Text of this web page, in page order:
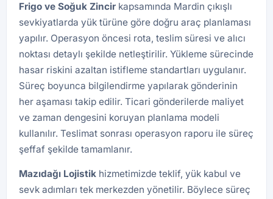
Frigo ve Soğuk Zincir kapsamında Mardin çıkışlı
sevkiyatlarda yük türüne göre doğru araç planlaması
yapılır. Operasyon öncesi rota, teslim süresi ve alıcı
noktası detaylı şekilde netleştirilir. Yükleme sürecinde
hasar riskini azaltan istifleme standartları uygulanır.
Süreç boyunca bilgilendirme yapılarak gönderinin
her aşaması takip edilir. Ticari gönderilerde maliyet
ve zaman dengesini koruyan planlama modeli
kullanılır. Teslimat sonrası operasyon raporu ile süreç
şeffaf şekilde tamamlanır.
Mazıdağı Lojistik hizmetimizde teklif, yük kabul ve
sevk adımları tek merkezden yönetilir. Böylece süreç